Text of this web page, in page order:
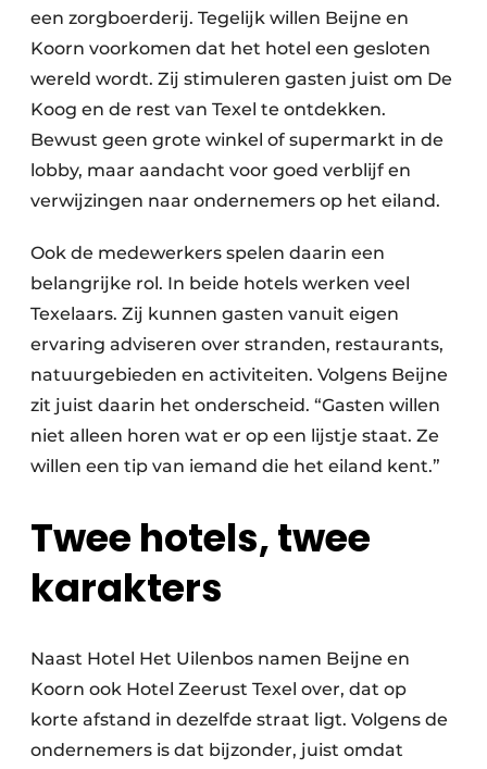
een zorgboerderij. Tegelijk willen Beijne en
Koorn voorkomen dat het hotel een gesloten
wereld wordt. Zij stimuleren gasten juist om De
Koog en de rest van Texel te ontdekken.
Bewust geen grote winkel of supermarkt in de
lobby, maar aandacht voor goed verblijf en
verwijzingen naar ondernemers op het eiland.
Ook de medewerkers spelen daarin een
belangrijke rol. In beide hotels werken veel
Texelaars. Zij kunnen gasten vanuit eigen
ervaring adviseren over stranden, restaurants,
natuurgebieden en activiteiten. Volgens Beijne
zit juist daarin het onderscheid. “Gasten willen
niet alleen horen wat er op een lijstje staat. Ze
willen een tip van iemand die het eiland kent.”
Twee hotels, twee
karakters
Naast Hotel Het Uilenbos namen Beijne en
Koorn ook Hotel Zeerust Texel over, dat op
korte afstand in dezelfde straat ligt. Volgens de
ondernemers is dat bijzonder, juist omdat